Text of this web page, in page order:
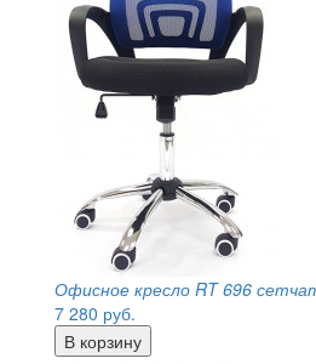
Офисное кресло RT 696
7 280 руб.